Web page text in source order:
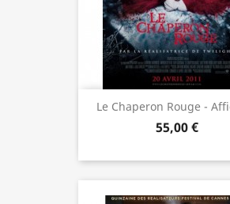
Le Chaperon Rouge -
55,00 €